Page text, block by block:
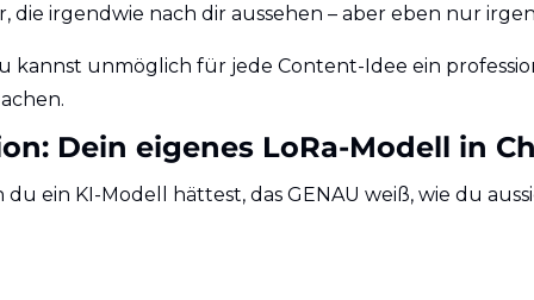
die irgendwie nach dir aussehen – aber eben nur
kannst unmöglich für jede Content-Idee ein
Dein eigenes LoRa-Modell in
du ein KI-Modell hättest, das GENAU weiß, wie du